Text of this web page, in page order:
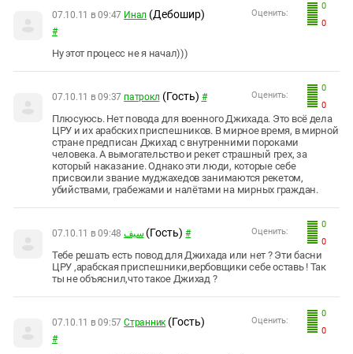
0
0
Оценить:
07.10.11 в 09:47 Инал (Дебошир)
#
Ну этот процесс не я начал)))
0
0
Оценить:
07.10.11 в 09:37 патрокл (Гость) #
Плюсуюсь. Нет повода для военного Джихада. Это всё дела
ЦРУ и их арабских приспешников. В мирное время, в мирной
стране предписан Джихад с внутренними пороками
человека. А вымогательство и рекет страшный грех, за
который наказание. Однако эти люди, которые себе
присвоили звание муджахедов занимаются рекетом,
убийствами, грабежами и налётами на мирных граждан.
0
0
Оценить:
07.10.11 в 09:48 سيف (Гость) #
Тебе решать есть повод для Джихада или нет ? Эти басни
ЦРУ ,арабская приспешники,вербовщики себе оставь ! Так
ты не объяснил,что такое Джихад ?
0
0
Оценить:
07.10.11 в 09:57 Странник (Гость)
#